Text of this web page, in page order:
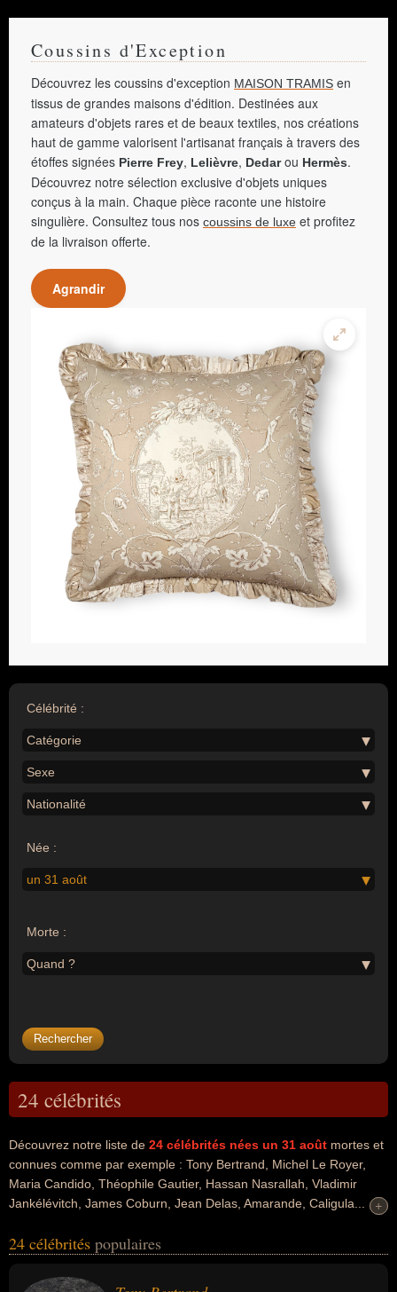
Coussins d'Exception
Découvrez les coussins d'exception MAISON TRAMIS en
tissus de grandes maisons d'édition. Destinées aux
amateurs d'objets rares et de beaux textiles, nos créations
haut de gamme valorisent l'artisanat français à travers des
étoffes signées Pierre Frey, Lelièvre, Dedarou Hermès.
Découvrez notre sélection exclusive d'objets uniques
conçus à la main. Chaque pièce raconte une histoire
singulière. Consultez tous nos coussins de luxe et profitez
de la livraison offerte.
Agrandir
Célébrité :
Catégorie
Sexe
Nationalité
Née :
un 31 août
Morte :
Quand ?
24 célébrités
Découvrez notre liste de 24 célébrités nées un 31 août mortes et
connues comme par exemple : Tony Bertrand, Michel Le Royer,
Maria Candido, Théophile Gautier, Hassan Nasrallah, Vladimir
Jankélévitch, James Coburn, Jean Delas, Amarande, Caligula...
domaines de l'athlétisme, de la politique, du sport, de l'art, du
de la guerre, de la religion, de la philosophie, du business ou de
+
+
24 célébrités populaires